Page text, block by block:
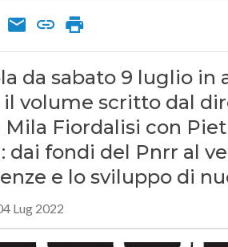
da sabato 9 luglio
il volume scritto dal
Mila Fiordalisi con
dai fondi del Pnrr al
e lo sviluppo di
Lug 2022